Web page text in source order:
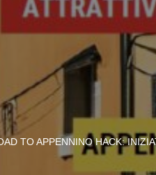
TO APPENNINO HACK: